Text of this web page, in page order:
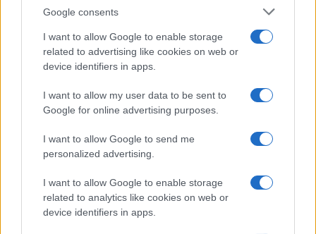
Google consents
I want to allow Google to enable storage
related to advertising like cookies on web or
device identifiers in apps.
I want to allow my user data to be sent to
Google for online advertising purposes.
I want to allow Google to send me
personalized advertising.
I want to allow Google to enable storage
related to analytics like cookies on web or
device identifiers in apps.
Lotte de Vries · 2 aug 2026
1 2 … 28 →